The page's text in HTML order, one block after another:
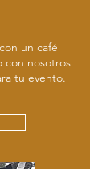
un café
con nosotros
tu evento.